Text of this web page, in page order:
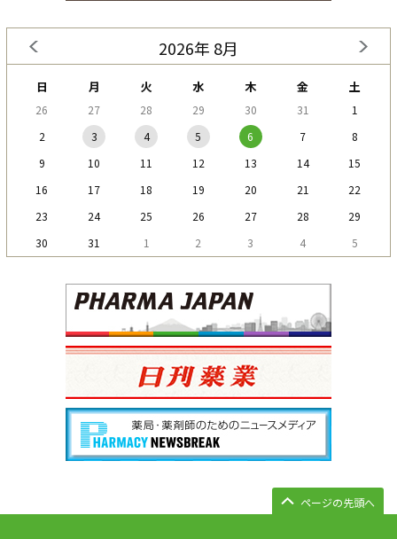
2026年 8月
日 月 火 水 木 金 土
26 27 28 29 30 31
1
2
3 4 5 6 7
8
9
10 11 12 13 14
15
16
17 18 19 20 21
22
23
24 25 26 27 28
29
30
31 1 2 3 4 5
ページの先頭へ